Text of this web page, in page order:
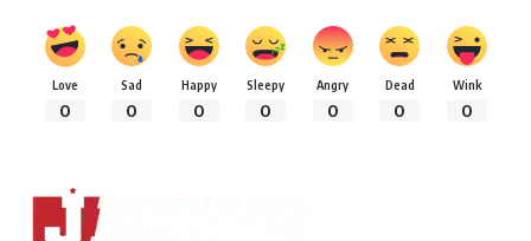
Love
0
Sad
0
Happy
0
Sleepy
0
Angry
0
Dead
0
Wink
0